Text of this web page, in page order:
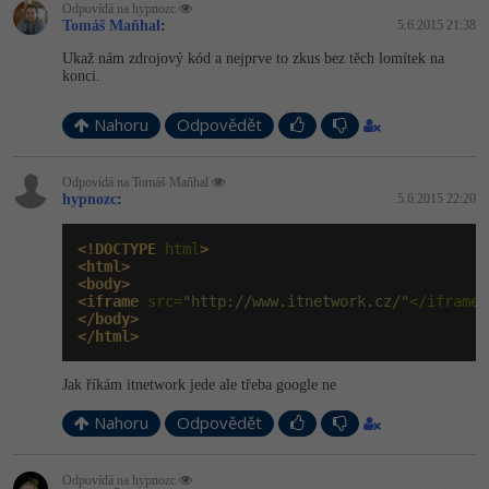
SEO specialista
Pro děti
Více
Fórum
Time management
Sítě
Kybernetická bezpečnost
Elektronický podpis
Ostatní
Blog
Pro firmy
Odpovídá na hypnozc
Tomáš Maňhal: 5.6.2015 21:38
Ukaž nám zdrojový kód a nejprve to zkus bez těch lomítek na
konci.
Nahoru Odpovědět
Odpovídá na Tomáš Maňhal
hypnozc: 5.6.2015 22:20
<!DOCTYPE html >
<html>
<body>
<iframe src="http://www.itnetwork.cz/"</iframe
</body>
</html>
Jak říkám itnetwork jede ale třeba google ne
Nahoru Odpovědět
Odpovídá na hypnozc